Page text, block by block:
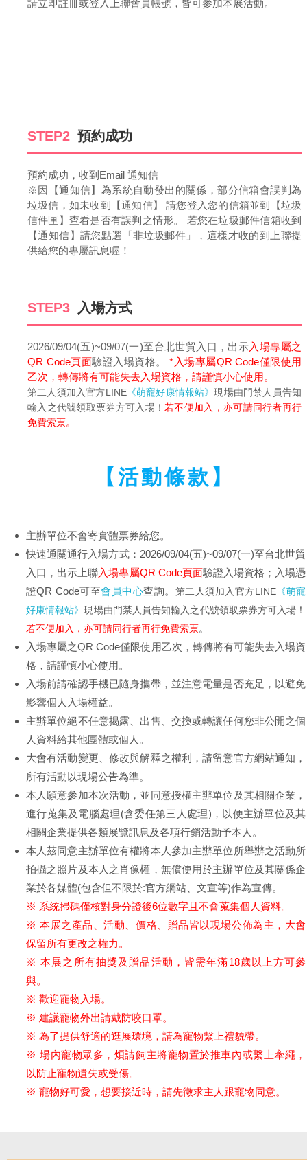
請立即註冊或登入上聯會員帳號，皆可參加本展活動。
STEP2 預約成功
預約成功，收到Email 通知信
※因【通知信】為系統自動發出的關係，部分信箱會誤判為
垃圾信，如未收到【通知信】 請您登入您的信箱並到【垃圾
信件匣】查看是否有誤判之情形。 若您在垃圾郵件信箱收到
【通知信】請您點選「非垃圾郵件」，這樣才收的到上聯提
供給您的專屬訊息喔！
STEP3 入場方式
2026/09/04(五)~09/07(一)至台北世貿入口，出示入場專屬之
QR Code頁面驗證入場資格。 *入場專屬QR Code僅限使用
乙次，轉傳將有可能失去入場資格，請謹慎小心使用。
第二人須加入官方LINE《萌寵好康情報站》現場由門禁人員告知
輸入之代號領取票券方可入場！若不便加入，亦可請同行者再行
免費索票。
【活動條款】
主辦單位不會寄實體票券給您。
快速通關通行入場方式：2026/09/04(五)~09/07(一)至台北世貿
入口，出示上聯入場專屬QR Code頁面驗證入場資格；入場憑
證QR Code可至會員中心查詢。 第二人須加入官方LINE《萌寵
好康情報站》現場由門禁人員告知輸入之代號領取票券方可入場！
若不便加入，亦可請同行者再行免費索票。
入場專屬之QR Code僅限使用乙次，轉傳將有可能失去入場資
格，請謹慎小心使用。
入場前請確認手機已隨身攜帶，並注意電量是否充足，以避免
影響個人入場權益。
主辦單位絕不任意揭露、出售、交換或轉讓任何您非公開之個
人資料給其他團體或個人。
大會有活動變更、修改與解釋之權利，請留意官方網站通知，
所有活動以現場公告為準。
本人願意參加本次活動，並同意授權主辦單位及其相關企業，
進行蒐集及電腦處理(含委任第三人處理)，以便主辦單位及其
相關企業提供各類展覽訊息及各項行銷活動予本人。
本人茲同意主辦單位有權將本人參加主辦單位所舉辦之活動所
拍攝之照片及本人之肖像權，無償使用於主辦單位及其關係企
業於各媒體(包含但不限於:官方網站、文宣等)作為宣傳。
※ 系統掃碼僅核對身分證後6位數字且不會蒐集個人資料。
※ 本展之產品、活動、價格、贈品皆以現場公佈為主，大會
保留所有更改之權力。
※ 本展之所有抽獎及贈品活動，皆需年滿18歲以上方可參
與。
※ 歡迎寵物入場。
※ 建議寵物外出請戴防咬口罩。
※ 為了提供舒適的逛展環境，請為寵物繫上禮貌帶。
※ 場內寵物眾多，煩請飼主將寵物置於推車內或繫上牽繩，
以防止寵物遺失或受傷。
※ 寵物好可愛，想要接近時，請先徵求主人跟寵物同意。